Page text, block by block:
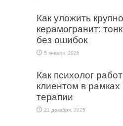
Как уложить
керамогранит:
без ошибок
5 января, 2026
Как психолог
клиентом в рамках
терапии
21 декабря, 2025